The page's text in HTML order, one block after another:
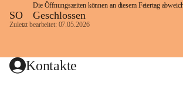
Die Öffnungszeiten können an diesem Feiertag
SO Geschlossen
Zuletzt bearbeitet: 07.05.2026
Kontakte